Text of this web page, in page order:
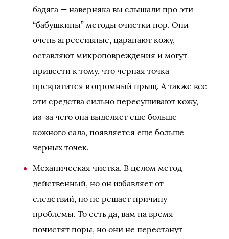
бадяга — наверняка вы слышали про эти
“бабушкины” методы очистки пор. Они
очень агрессивные, царапают кожу,
оставляют микроповреждения и могут
привести к тому, что черная точка
превратится в огромный прыщ. А также все
эти средства сильно пересушивают кожу,
из-за чего она выделяет еще больше
кожного сала, появляется еще больше
черных точек.
Механическая чистка. В целом метод
действенный, но он избавляет от
следствий, но не решает причину
проблемы. То есть да, вам на время
почистят поры, но они не перестанут